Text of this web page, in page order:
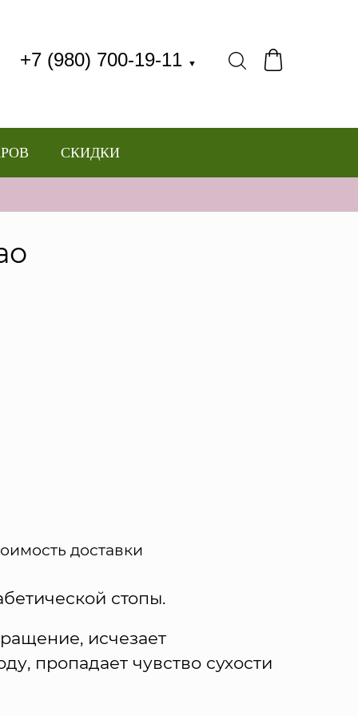
+7 (980) 700-19-11 ▼
СКИДКИ
доставки
стопы.
исчезает
пропадает чувство сухости